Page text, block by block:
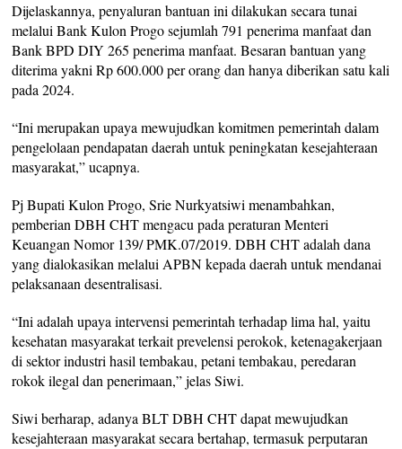
Dijelaskannya, penyaluran bantuan ini dilakukan secara tunai
melalui Bank Kulon Progo sejumlah 791 penerima manfaat dan
Bank BPD DIY 265 penerima manfaat. Besaran bantuan yang
diterima yakni Rp 600.000 per orang dan hanya diberikan satu kali
pada 2024.
“Ini merupakan upaya mewujudkan komitmen pemerintah dalam
pengelolaan pendapatan daerah untuk peningkatan kesejahteraan
masyarakat,” ucapnya.
Pj Bupati Kulon Progo, Srie Nurkyatsiwi menambahkan,
pemberian DBH CHT mengacu pada peraturan Menteri
Keuangan Nomor 139/ PMK.07/2019. DBH CHT adalah dana
yang dialokasikan melalui APBN kepada daerah untuk mendanai
pelaksanaan desentralisasi.
“Ini adalah upaya intervensi pemerintah terhadap lima hal, yaitu
kesehatan masyarakat terkait prevelensi perokok, ketenagakerjaan
di sektor industri hasil tembakau, petani tembakau, peredaran
rokok ilegal dan penerimaan,” jelas Siwi.
Siwi berharap, adanya BLT DBH CHT dapat mewujudkan
kesejahteraan masyarakat secara bertahap, termasuk perputaran